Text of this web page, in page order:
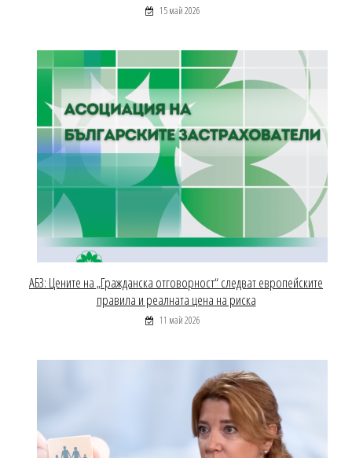
15 май 2026
АБЗ: Цените на „Гражданска отговорност“ следват европейските
правила и реалната цена на риска
11 май 2026